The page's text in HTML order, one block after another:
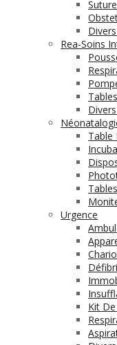
Suture
Rea-Soins
Table
Urgence
Kit